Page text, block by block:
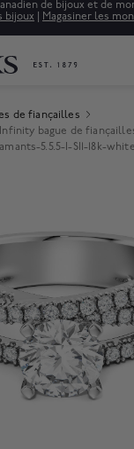
de bijoux et de
bijoux Magasiner les
de fiançailles
bague de
5.5.5-I-SI1-18k-